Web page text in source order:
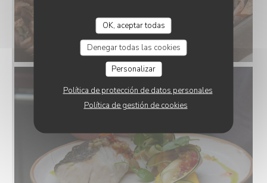
OK, aceptar todas
Denegar todas las cookies
Personalizar
Política de protección de datos personales
Política de gestión de cookies